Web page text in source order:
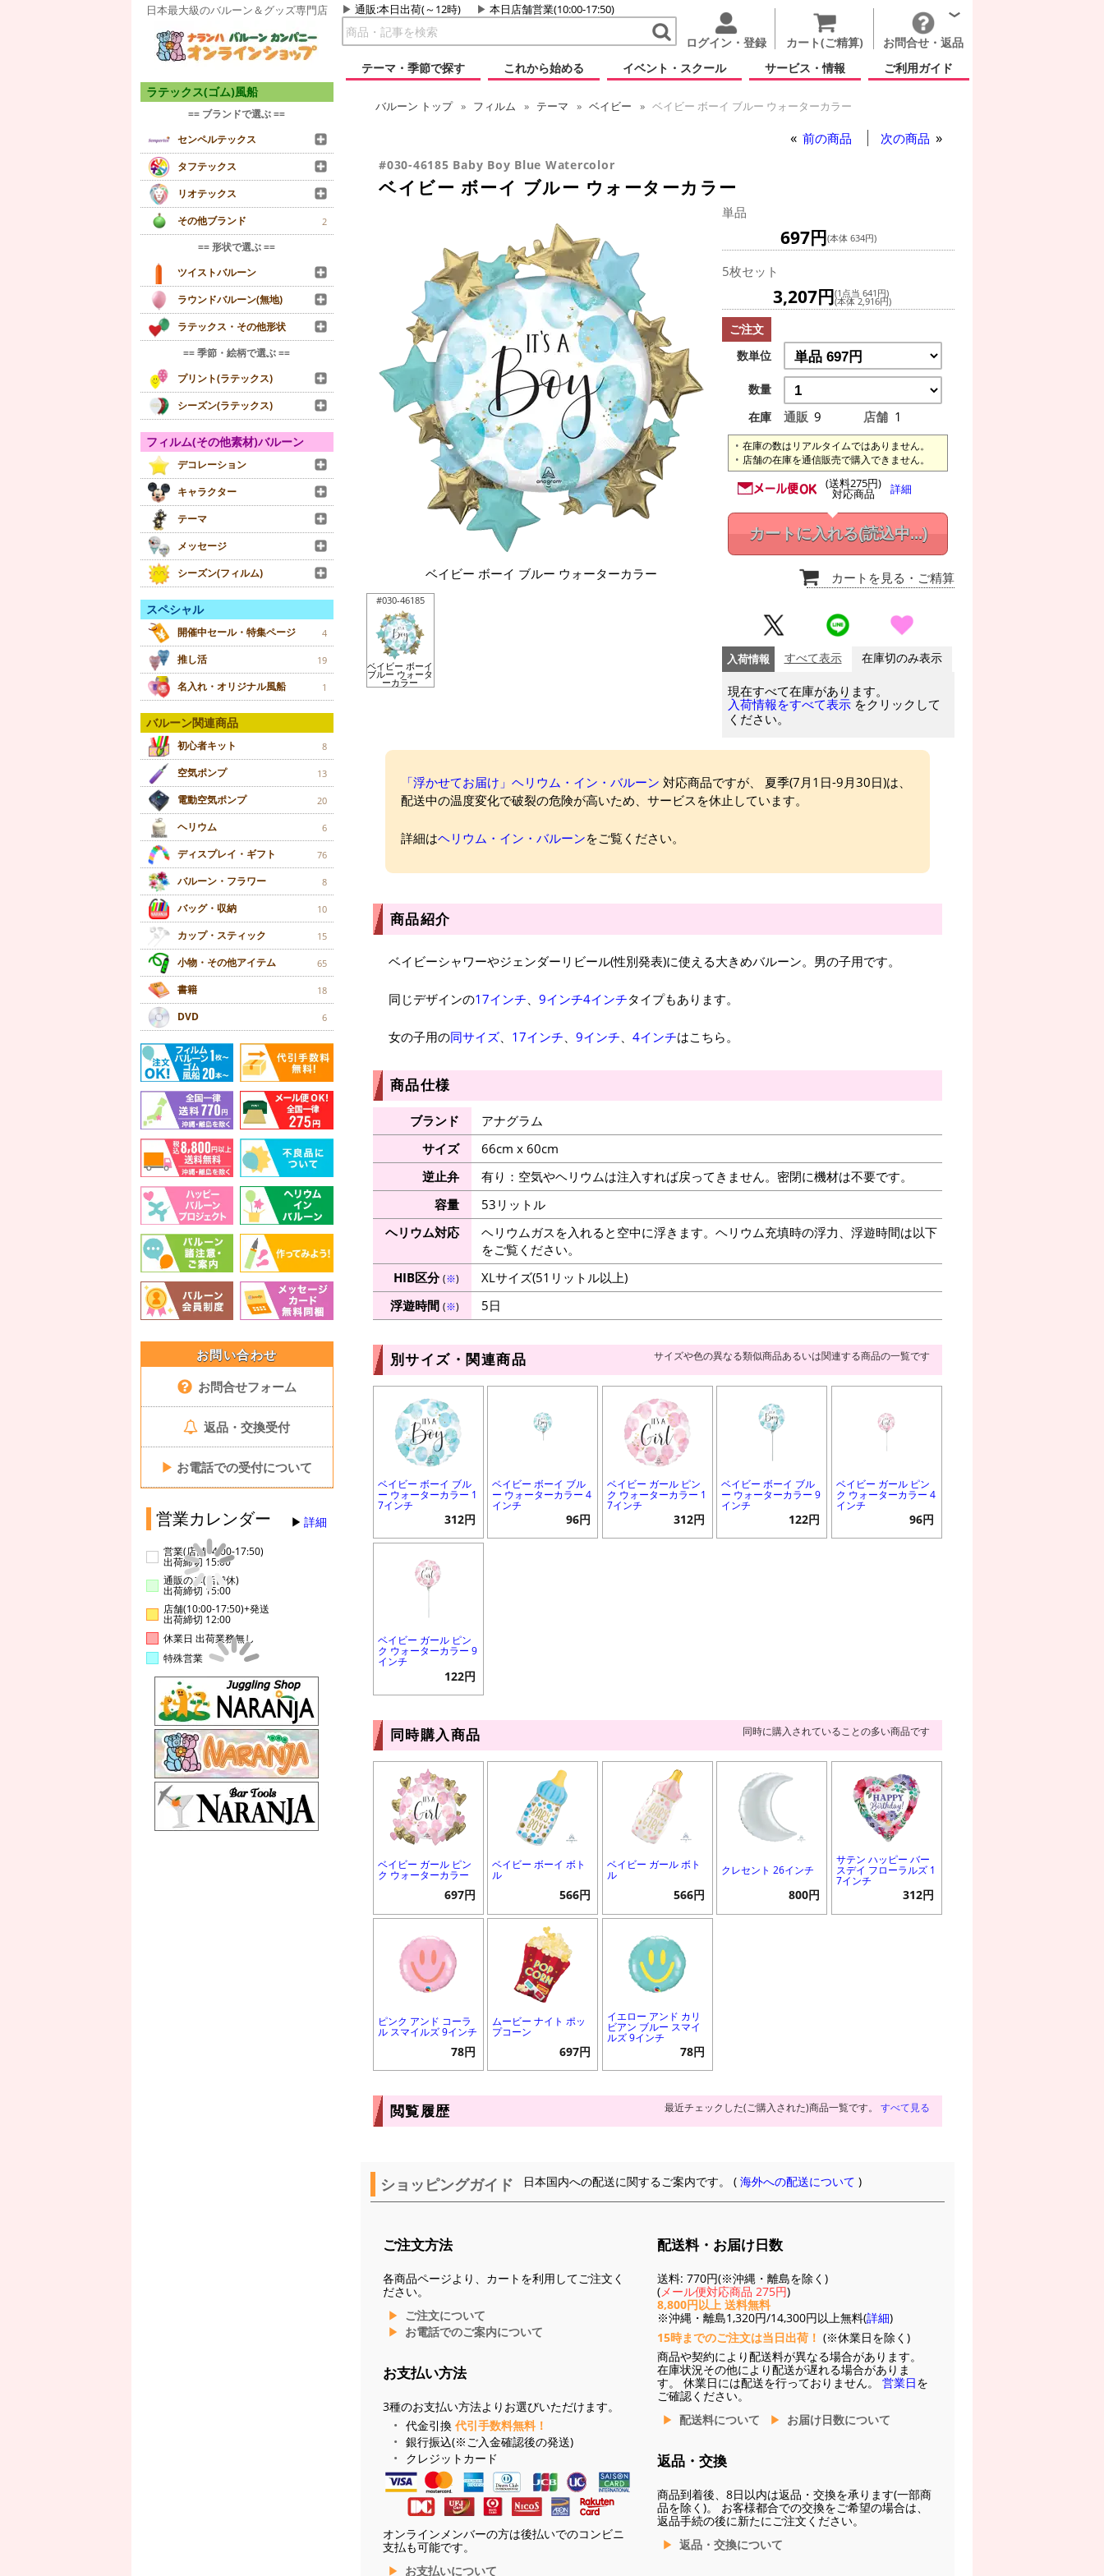
日本最大級のバルーン＆グッズ専門店 通販:本日出荷(～12時) 本日店舗営業(10:00-17:50)
ログイン・登録 カート(ご精算)
お問合せ・返品
テーマ・季節で探す
これから始める イベント・スクール サービス・情報 ご利用ガイド
ラテックス(ゴム)風船
== ブランドで選ぶ ==
センペルテックス
タフテックス
リオテックス
その他ブランド
2
== 形状で選ぶ ==
ツイストバルーン
ラウンドバルーン(無地)
ラテックス・その他形状
== 季節・絵柄で選ぶ ==
プリント(ラテックス)
シーズン(ラテックス)
フィルム(その他素材)バルーン
デコレーション
キャラクター
テーマ
メッセージ
シーズン(フィルム)
スペシャル
開催中セール・特集ページ 4
推し活 19
名入れ・オリジナル風船 1
バルーン関連商品
初心者キット 8
空気ポンプ 13
電動空気ポンプ 20
ヘリウム 6
ディスプレイ・ギフト 76
バルーン・フラワー 8
バッグ・収納 10
カップ・スティック 15
小物・その他アイテム 65
書籍 18
DVD 6
お問い合わせ
お問合せフォーム
返品・交換受付
▶ お電話での受付について
営業カレンダー 詳細
営業(店舗14:00-17:50)
出荷締切 15:00
通販のみ(店舗休)
出荷締切 15:00
店舗(10:00-17:50)+発送
出荷締切 12:00
休業日 出荷業務無し
特殊営業
バルーン トップ フィルム テーマ ベイビー ベイビー ボーイ ブルー ウォーターカラー
前の商品 次の商品
#030-46185 Baby Boy Blue Watercolor
ベイビー ボーイ ブルー ウォーターカラー
ベイビー ボーイ ブルー ウォーターカラー
#030-46185
ベイビー ボーイ
ブルー ウォータ
ーカラー
単品
697円(本体 634円)
5枚セット
3,207円(1点当 641円)
(本体 2,916円)
ご注文
数単位
数量
在庫
通販 9 店舗 1
在庫の数はリアルタイムではありません。
店舗の在庫を通信販売で購入できません。
(送料275円)
対応商品 詳細
カートに入れる(読込中...)
カートを見る ・ご精算
入荷情報 すべて表示 在庫切のみ表示
現在すべて在庫があります。
入荷情報をすべて表示 をクリックして
ください。
「浮かせてお届け」ヘリウム・イン・バルーン 対応商品ですが、 夏季(7月1日-9月30日)は、
配送中の温度変化で破裂の危険が高いため、サービスを休止しています。
詳細はヘリウム・イン・バルーンをご覧ください。
商品紹介
ベイビーシャワーやジェンダーリビール(性別発表)に使える大きめバルーン。男の子用です。
同じデザインの17インチ 9インチ4インチタイプもあります。
女の子用の同サイズ 17インチ 9インチ 4インチはこちら。
商品仕様
ブランド
アナグラム
サイズ
66cm x 60cm
逆止弁
有り：空気やヘリウムは注入すれば戻ってきません。密閉に機材は不要です。
容量
53リットル
ヘリウム対応
ヘリウムガスを入れると空中に浮きます。ヘリウム充填時の浮力、浮遊時間は以下
をご覧ください。
HIB区分(※)
XLサイズ(51リットル以上)
浮遊時間 (※) 5日
別サイズ・関連商品 サイズや色の異なる類似商品あるいは関連する商品の一覧です
ベイビー ボーイ ブル
ー ウォーターカラー 1
7インチ
312円
ベイビー ボーイ ブル
ー ウォーターカラー 4
インチ
96円
ベイビー ガール ピン
ク ウォーターカラー 1
7インチ
312円
ベイビー ボーイ ブル
ー ウォーターカラー 9
インチ
122円
ベイビー ガール ピン
ク ウォーターカラー 4
インチ
96円
ベイビー ガール ピン
ク ウォーターカラー 9
インチ
122円
同時購入商品 同時に購入されていることの多い商品です
ベイビー ガール ピン
ク ウォーターカラー
697円
ベイビー ボーイ ボト
ル
566円
ベイビー ガール ボト
ル
566円
クレセント 26インチ
800円
サテン ハッピー バー
スデイ フローラルズ 1
7インチ
312円
ピンク アンド コーラ
ル スマイルズ 9インチ
78円
ムービー ナイト ポッ
プコーン
697円
イエロー アンド カリ
ビアン ブルー スマイ
ルズ 9インチ
78円
閲覧履歴 最近チェックした(ご購入された)商品一覧です。 すべて見る
ショッピングガイド 日本国内への配送に関するご案内です。 (海外への配送について )
ご注文方法
各商品ページより、カートを利用してご注文く
ださい。
ご注文について
お電話でのご案内について
お支払い方法
3種のお支払い方法よりお選びいただけます。
代金引換 代引手数料無料！
銀行振込(※ご入金確認後の発送)
クレジットカード
オンラインメンバーの方は後払いでのコンビニ
支払も可能です。
お支払いについて
配送料・お届け日数
送料: 770円(※沖縄・離島を除く)
(メール便対応商品 275円)
8,800円以上 送料無料
※沖縄・離島1,320円/14,300円以上無料(詳細)
15時までのご注文は当日出荷！ (※休業日を除く)
商品や契約により配送料が異なる場合があります。
在庫状況その他により配送が遅れる場合がありま
す。 休業日には配送を行っておりません。 営業日を
ご確認ください。
配送料について
お届け日数について
返品・交換
商品到着後、8日以内は返品・交換を承ります(一部商
品を除く)。 お客様都合での交換をご希望の場合は、
返品手続の後に新たにご注文ください。
返品・交換について